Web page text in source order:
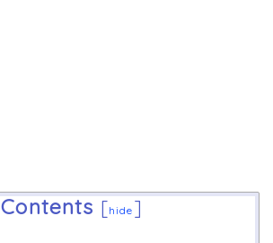
Contents [hide ]